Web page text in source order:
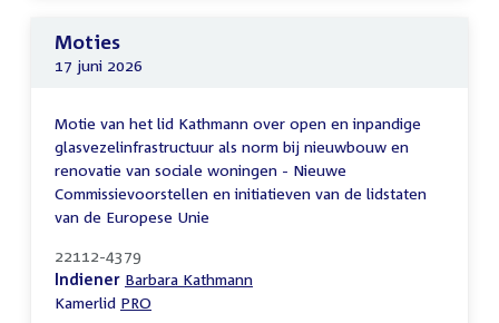
Moties
17 juni 2026
Motie van het lid Kathmann over open en inpandige
glasvezelinfrastructuur als norm bij nieuwbouw en
renovatie van sociale woningen - Nieuwe
Commissievoorstellen en initiatieven van de lidstaten
van de Europese Unie
22112-4379
Indiener Barbara Kathmann
Kamerlid PRO